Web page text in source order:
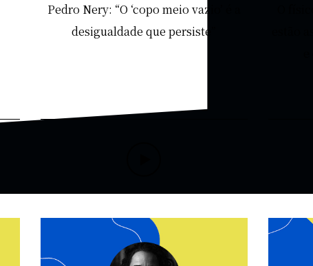
Pedro Nery: “O ‘copo meio vazio’ é a
desigualdade que persiste”